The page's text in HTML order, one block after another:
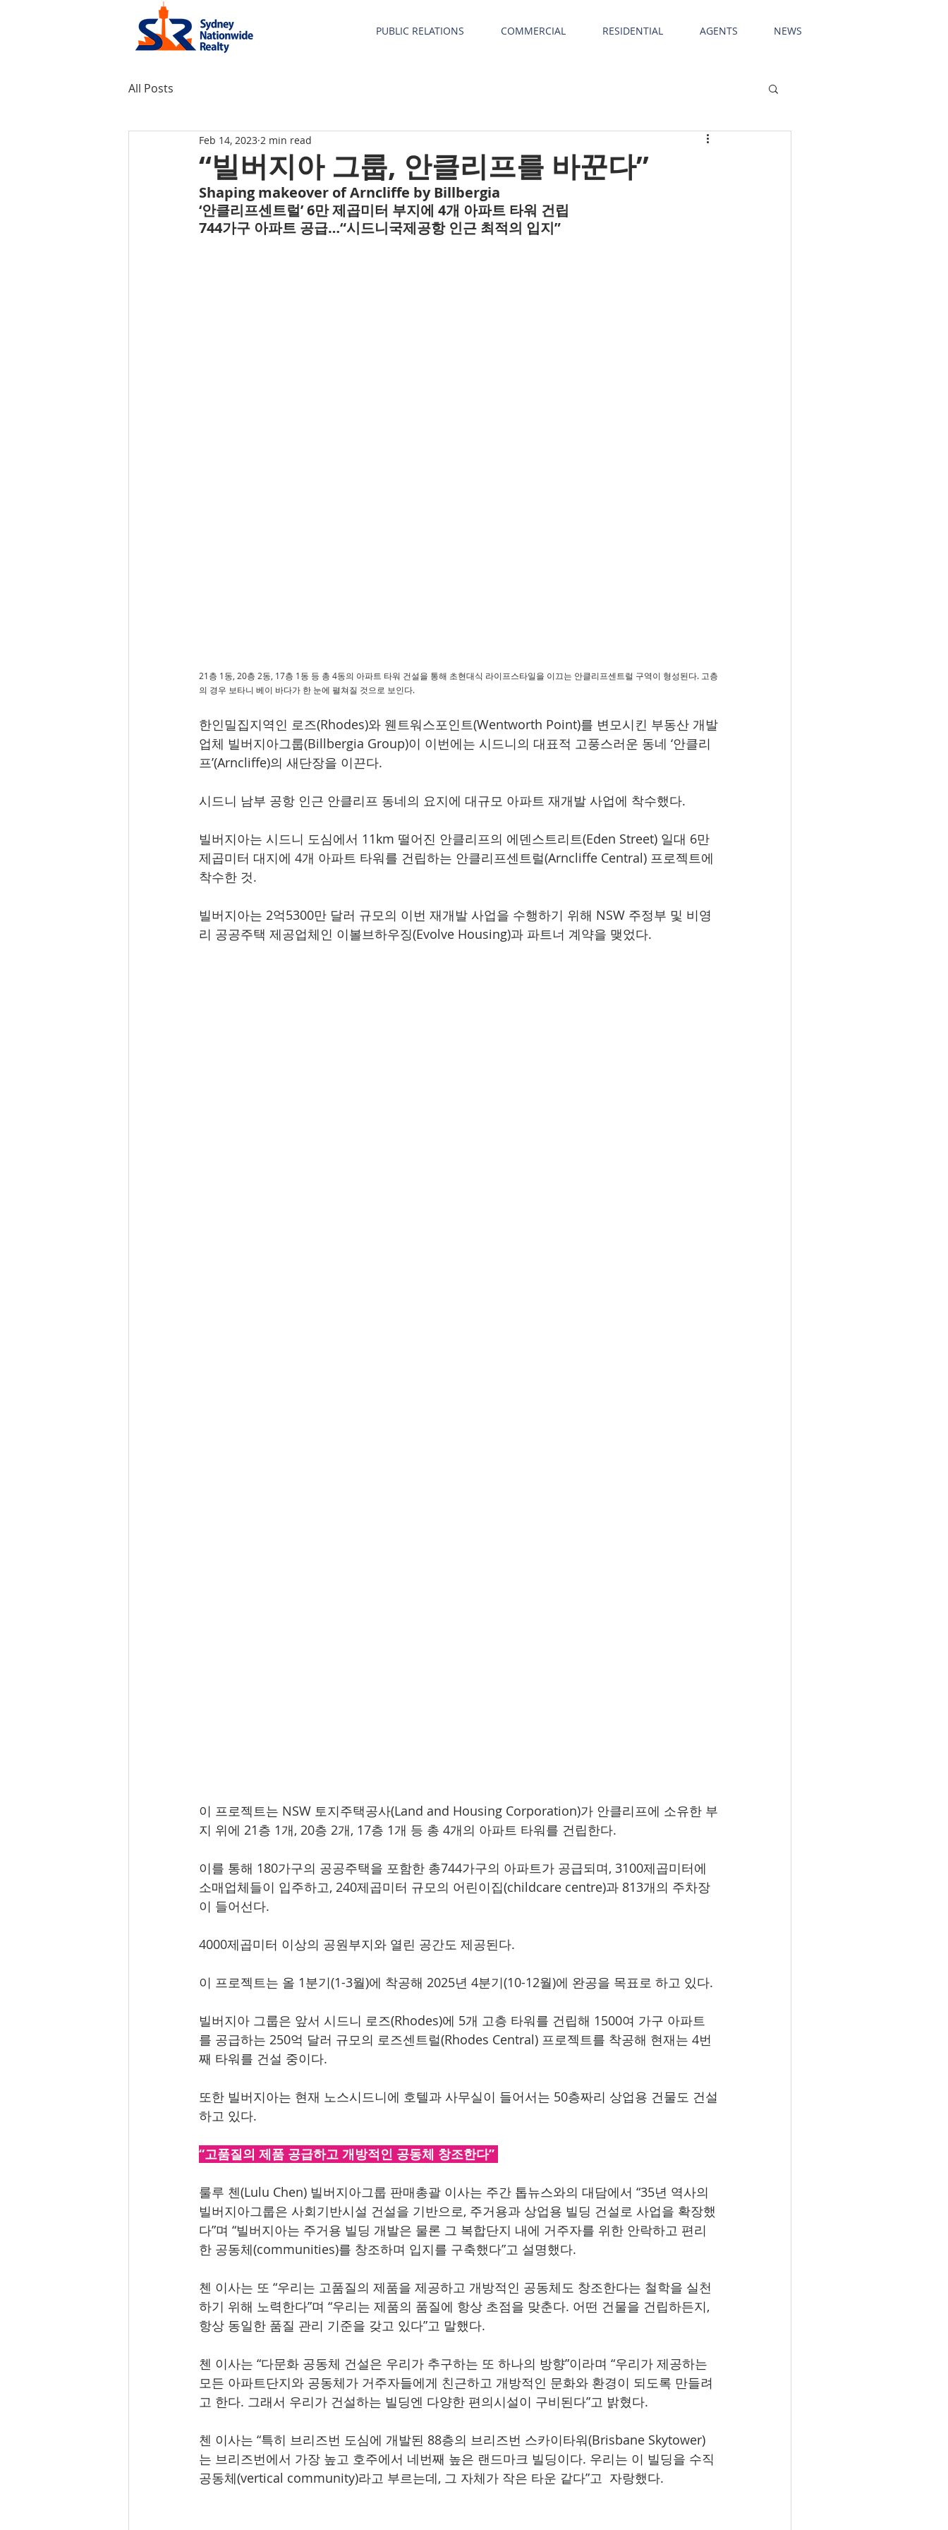
PUBLIC RELATIONS COMMERCIAL RESIDENTIAL AGENTS NEWS
All Posts
“빌버지아 그룹, 안클리프를 바꾼다”
Feb 14, 2023 2 min read
Shaping makeover of Arncliffe by Billbergia
‘안클리프센트럴’ 6만 제곱미터 부지에 4개 아파트 타워 건립
744가구 아파트 공급…“시드니국제공항 인근 최적의 입지”
21층 1동, 20층 2동, 17층 1동 등 총 4동의 아파트 타워 건설을 통해 초현대식 라이프스타일을 이끄는 안클리프센트럴 구역이 형성된다. 고층
의 경우 보타니 베이 바다가 한 눈에 펼쳐질 것으로 보인다.
한인밀집지역인 로즈(Rhodes)와 웬트워스포인트(Wentworth Point)를 변모시킨 부동산 개발
업체 빌버지아그룹(Billbergia Group)이 이번에는 시드니의 대표적 고풍스러운 동네 ‘안클리
프’(Arncliffe)의 새단장을 이끈다.
시드니 남부 공항 인근 안클리프 동네의 요지에 대규모 아파트 재개발 사업에 착수했다.
빌버지아는 시드니 도심에서 11km 떨어진 안클리프의 에덴스트리트(Eden Street) 일대 6만
제곱미터 대지에 4개 아파트 타워를 건립하는 안클리프센트럴(Arncliffe Central) 프로젝트에
착수한 것.
빌버지아는 2억5300만 달러 규모의 이번 재개발 사업을 수행하기 위해 NSW 주정부 및 비영
리 공공주택 제공업체인 이볼브하우징(Evolve Housing)과 파트너 계약을 맺었다.
이 프로젝트는 NSW 토지주택공사(Land and Housing Corporation)가 안클리프에 소유한 부
지 위에 21층 1개, 20층 2개, 17층 1개 등 총 4개의 아파트 타워를 건립한다.
이를 통해 180가구의 공공주택을 포함한 총744가구의 아파트가 공급되며, 3100제곱미터에
소매업체들이 입주하고, 240제곱미터 규모의 어린이집(childcare centre)과 813개의 주차장
이 들어선다.
4000제곱미터 이상의 공원부지와 열린 공간도 제공된다.
이 프로젝트는 올 1분기(1-3월)에 착공해 2025년 4분기(10-12월)에 완공을 목표로 하고 있다.
빌버지아 그룹은 앞서 시드니 로즈(Rhodes)에 5개 고층 타워를 건립해 1500여 가구 아파트
를 공급하는 250억 달러 규모의 로즈센트럴(Rhodes Central) 프로젝트를 착공해 현재는 4번
째 타워를 건설 중이다.
또한 빌버지아는 현재 노스시드니에 호텔과 사무실이 들어서는 50층짜리 상업용 건물도 건설
하고 있다.
“고품질의 제품 공급하고 개방적인 공동체 창조한다”
룰루 첸(Lulu Chen) 빌버지아그룹 판매총괄 이사는 주간 톱뉴스와의 대담에서 “35년 역사의
빌버지아그룹은 사회기반시설 건설을 기반으로, 주거용과 상업용 빌딩 건설로 사업을 확장했
다”며 “빌버지아는 주거용 빌딩 개발은 물론 그 복합단지 내에 거주자를 위한 안락하고 편리
한 공동체(communities)를 창조하며 입지를 구축했다”고 설명했다.
첸 이사는 또 “우리는 고품질의 제품을 제공하고 개방적인 공동체도 창조한다는 철학을 실천
하기 위해 노력한다”며 “우리는 제품의 품질에 항상 초점을 맞춘다. 어떤 건물을 건립하든지,
항상 동일한 품질 관리 기준을 갖고 있다”고 말했다.
첸 이사는 “다문화 공동체 건설은 우리가 추구하는 또 하나의 방향”이라며 “우리가 제공하는
모든 아파트단지와 공동체가 거주자들에게 친근하고 개방적인 문화와 환경이 되도록 만들려
고 한다. 그래서 우리가 건설하는 빌딩엔 다양한 편의시설이 구비된다”고 밝혔다.
첸 이사는 “특히 브리즈번 도심에 개발된 88층의 브리즈번 스카이타워(Brisbane Skytower)
는 브리즈번에서 가장 높고 호주에서 네번째 높은 랜드마크 빌딩이다. 우리는 이 빌딩을 수직
공동체(vertical community)라고 부르는데, 그 자체가 작은 타운 같다”고  자랑했다.